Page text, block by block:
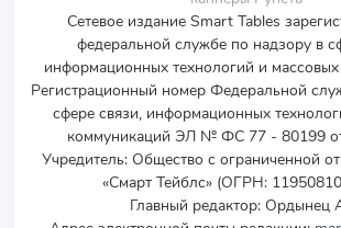
Сетевое издание Smart Tables
федеральной службе по надзору в
информационных технологий и
Регистрационный номер Федеральной
сфере связи, информационных
коммуникаций ЭЛ № ФС 77 - 80199
Учредитель: Общество с ограниченной
«Смарт Тейблс» (ОГРН:
Главный редактор: Ордынец